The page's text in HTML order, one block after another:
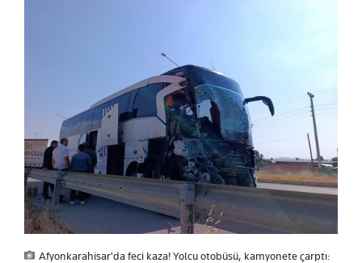
Afyonkarahisar'da feci kaza! Yolcu otobüsü, kamyonete çarptı: